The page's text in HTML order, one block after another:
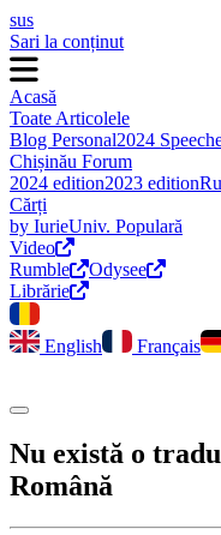
sus
Sari la conținut
Acasă
Toate Articolele
Blog Personal2024
Chișinău Forum
2024 edition2023 edition
Cărți
by IurieUniv. Populară
Video
Rumble
Odysee
Librărie
English Français
Comută modul întunecat
Nu există o
Română